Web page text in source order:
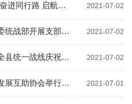
2021-07-02
祝中国共产党成立100周年座谈会
2021-07-02
展支部主题党日活动
2021-07-02
国共产党成立100周年座谈会
2021-07-01
举行“七一”专题座谈会